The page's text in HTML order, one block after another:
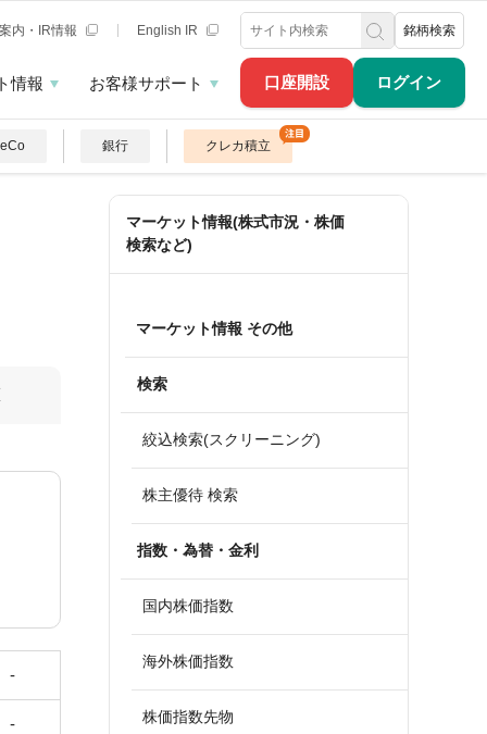
口座開設 ログイン
内・IR情報 English IR 銘柄検索
情報 お客様サポート
銀行 クレカ積立
-
-
マーケット情報(株式市況・株価
検索など)
マーケット情報 その他
検索
絞込検索(スクリーニング)
株主優待 検索
指数・為替・金利
国内株価指数
海外株価指数
株価指数先物